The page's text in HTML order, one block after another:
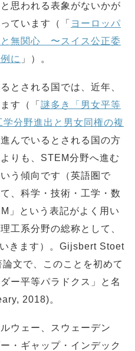
思われる表象がないかが
ています（「 ヨーロッパ
無関心 〜スイス公正委
に 」）。
とされる国では、近年、
す（「 謎多き「男女平等
分野進出と男女同権の複
んでいるとされる国の方
りも、STEM分野へ進む
う傾向です（英語圏で
、科学・技術・工学・数
」という表記がよく用い
工系分野の総称として、
きます）。Gijsbert Stoet
文で、このことを初めて
ー平等パラドクス」と名
2018)。
ウェー、スウェーデン
・ギャップ・インデック